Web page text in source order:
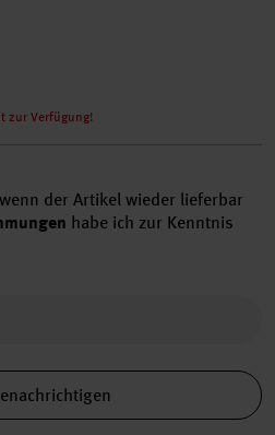
zur Verfügung!
der Artikel wieder lieferbar
habe ich zur Kenntnis